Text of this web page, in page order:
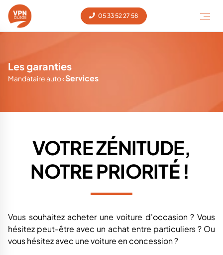
05 33 52 27 58
Les garanties
Mandataire auto‹Services
VOTRE ZÉNITUDE,
NOTRE PRIORITÉ !
Vous souhaitez acheter une voiture d'occasion ? Vous
hésitez peut-être avec un achat entre particuliers ? Ou
vous hésitez avec une voiture en concession ?